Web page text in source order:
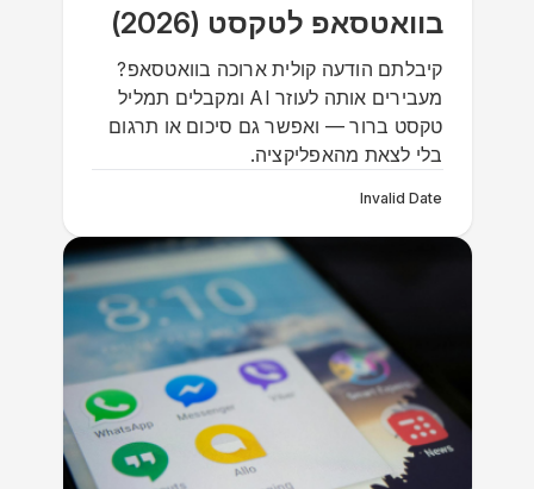
בוואטסאפ לטקסט (2026)
קיבלתם הודעה קולית ארוכה בוואטסאפ?
מעבירים אותה לעוזר AI ומקבלים תמליל
טקסט ברור — ואפשר גם סיכום או תרגום
בלי לצאת מהאפליקציה.
Invalid Date